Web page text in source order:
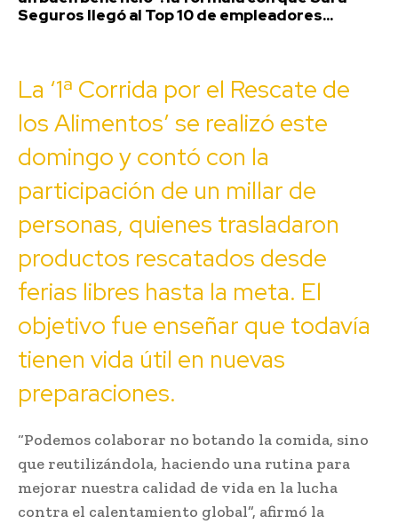
Seguros llegó al Top 10 de empleadores...
La ‘1ª Corrida por el Rescate de
los Alimentos’ se realizó este
domingo y contó con la
participación de un millar de
personas, quienes trasladaron
productos rescatados desde
ferias libres hasta la meta. El
objetivo fue enseñar que todavía
tienen vida útil en nuevas
preparaciones.
“Podemos colaborar no botando la comida, sino
que reutilizándola, haciendo una rutina para
mejorar nuestra calidad de vida en la lucha
contra el calentamiento global”, afirmó la